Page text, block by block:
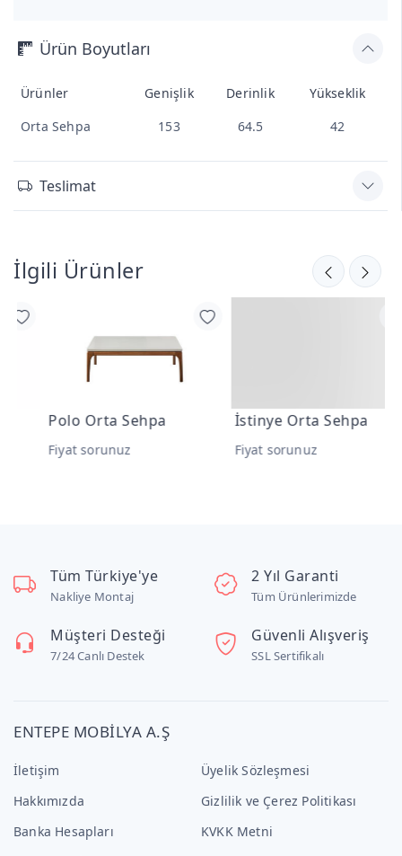
Ürün Boyutları
Ürünler Genişlik Derinlik
Yükseklik
Orta Sehpa
153 64.5 42
Teslimat
İlgili Ürünler
Polo Orta Sehpa
Fiyat sorunuz
İstinye Orta Sehpa
Fiyat sorunuz
Tüm Türkiye'ye
Nakliye Montaj
2 Yıl Garanti
Tüm Ürünlerimizde
Müşteri Desteği
7/24 Canlı Destek
Güvenli Alışveriş
SSL Sertifikalı
ENTEPE MOBİLYA A.Ş
İletişim
Hakkımızda
Banka Hesapları
Üyelik Sözleşmesi
Gizlilik ve Çerez Politikası
KVKK Metni